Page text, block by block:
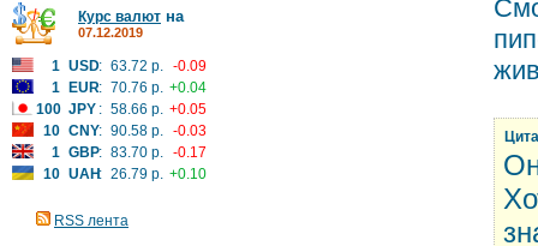
Курс валют на
07.12.2019
1 USD: 63.72 р. -0.09
1
EUR: 70.76 р. +0.04
100 JPY : 58.66 р. +0.05
10 CNY: 90.58 р. -0.03
1 GBP: 83.70 р. -0.17
10 UAH: 26.79 р. +0.10
RSS лента